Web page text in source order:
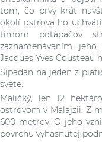
tom, čo prvý krát
okolí ostrova ho
tímom potápačov
zaznamenávaním
Jacques Yves Cousteau
Sipadan na jeden z
svete.
Maličký, len 12
ostrovom v Malajzii. Z
600 metrov. O jeho
povrchu vyhasnutej